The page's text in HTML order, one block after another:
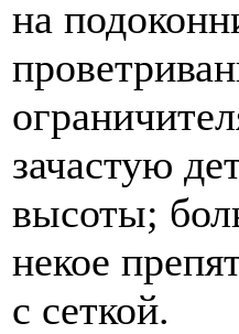
на
зачастую
высоты;
некое
с сеткой.